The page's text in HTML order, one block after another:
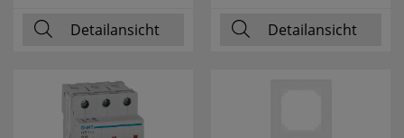
Detailansicht Detailansicht